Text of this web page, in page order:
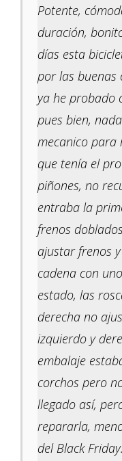
Potente,
duración,
días esta
por las buenas
ya he probado
pues bien,
mecanico para
que tenía el
piñones, no
entraba la
frenos
ajustar frenos
cadena con
estado, las
derecha no
izquierdo y
embalaje
corchos pero
llegado así,
repararla,
del Black Friday.